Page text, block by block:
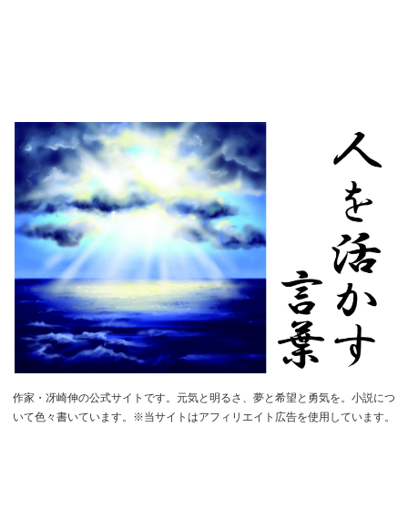
作家・冴崎伸の公式サイトです。元気と明るさ、夢と希望と勇気を。小説につ
いて色々書いています。※当サイトはアフィリエイト広告を使用しています。